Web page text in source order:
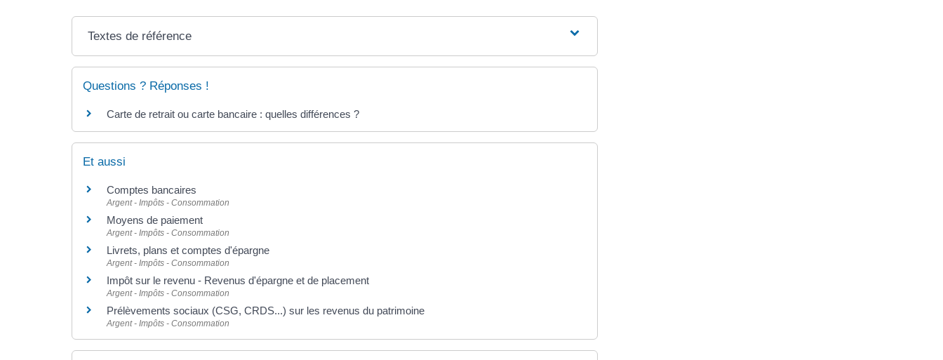
Textes de référence
Questions ? Réponses !
Carte de retrait ou carte bancaire : quelles différences ?
Et aussi
Comptes bancaires
Argent - Impôts - Consommation
Moyens de paiement
Argent - Impôts - Consommation
Livrets, plans et comptes d'épargne
Argent - Impôts - Consommation
Impôt sur le revenu - Revenus d'épargne et de placement
Argent - Impôts - Consommation
Prélèvements sociaux (CSG, CRDS...) sur les revenus du patrimoine
Argent - Impôts - Consommation